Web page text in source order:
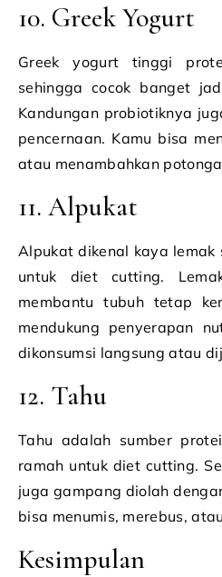
10. Greek Yogurt
Greek yogurt tinggi
sehingga cocok banget
Kandungan probiotiknya
pencernaan. Kamu bisa
atau menambahkan
11. Alpukat
Alpukat dikenal kaya
untuk diet cutting.
membantu tubuh tetap
mendukung penyerapan
dikonsumsi langsung atau
12. Tahu
Tahu adalah sumber
ramah untuk diet cutting.
juga gampang diolah
bisa menumis, merebus,
Kesimpulan